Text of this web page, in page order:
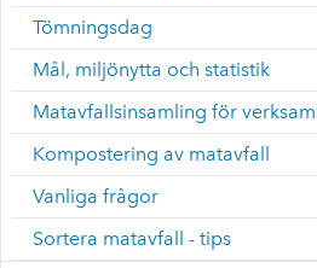
Tömningsdag
Mål, miljönytta och statistik
Matavfallsinsamling för
Kompostering av matavfall
Vanliga frågor
Sortera matavfall - tips